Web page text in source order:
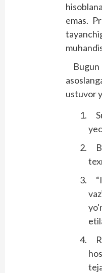
emas.
Bugun
ustuvor